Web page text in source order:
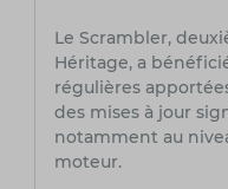
Le Scrambler,
Héritage, a
régulières
des mises à jour
notamment au
moteur.